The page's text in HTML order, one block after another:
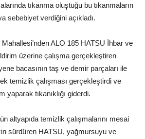
tıkanma oluştuğu bu tıkanmaların
sebebiyet verdiğini açıkladı.
ALO 185 HATSU İhbar ve
üzerine çalışma gerçekleştiren
bacasının taş ve demir parçaları ile
temizlik çalışması gerçekleştirdi ve
yaparak tıkanıklığı giderdi.
altyapıda temizlik çalışmalarını mesai
sürdüren HATSU, yağmursuyu ve